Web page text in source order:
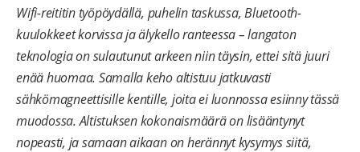
Wifi-reititin työpöydällä, puhelin taskussa, Bluetooth-
kuulokkeet korvissa ja älykello ranteessa – langaton
teknologia on sulautunut arkeen niin täysin, ettei sitä juuri
enää huomaa. Samalla keho altistuu jatkuvasti
sähkömagneettisille kentille, joita ei luonnossa esiinny tässä
muodossa. Altistuksen kokonaismäärä on lisääntynyt
nopeasti, ja samaan aikaan on herännyt kysymys siitä,